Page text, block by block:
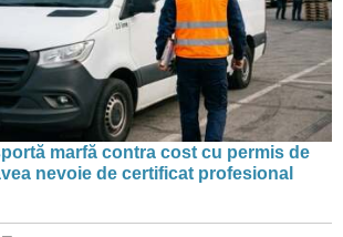
marfă contra cost cu permis de
nevoie de certificat profesional